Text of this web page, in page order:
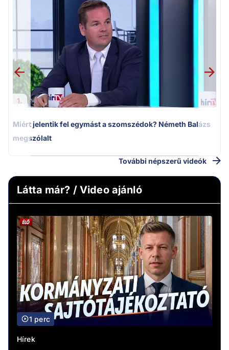
1.
Miért jelentik fel egymást a szomszédok? Németh Balázs
megszólalt
További népszerű videók
Látta már? / Video ajánló
1 perc
Hírek